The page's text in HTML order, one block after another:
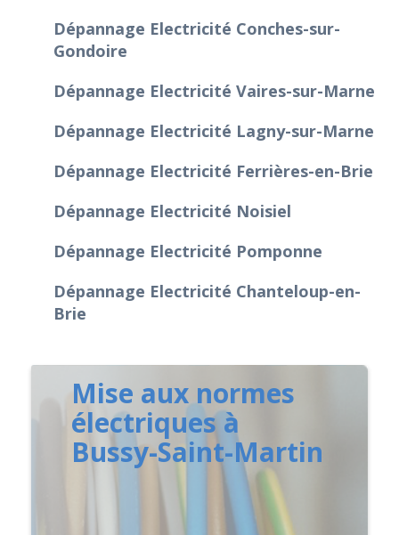
Dépannage Electricité Conches-sur-
Gondoire
Dépannage Electricité Vaires-sur-Marne
Dépannage Electricité Lagny-sur-Marne
Dépannage Electricité Ferrières-en-Brie
Dépannage Electricité Noisiel
Dépannage Electricité Pomponne
Dépannage Electricité Chanteloup-en-
Brie
Mise aux normes
électriques à
Bussy-Saint-Martin